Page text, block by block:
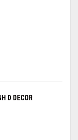
D DECOR